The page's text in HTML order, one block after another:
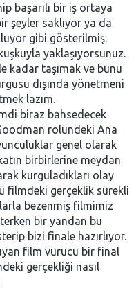
başarılı bir iş ortaya
şeyler saklıyor ya da
gibi gösterilmiş.
yaklaşıyorsunuz.
kadar taşımak ve bunu
dışında yönetmeni
lazım.
biraz bahsedecek
rolündeki Ana
genel olarak
birbirlerine meydan
kurguladıkları olay
filmdeki gerçeklik sürekli
bezenmiş filmimiz
bir yandan bu
bizi finale hazırlıyor.
film vurucu bir final
gerçekliği nasıl